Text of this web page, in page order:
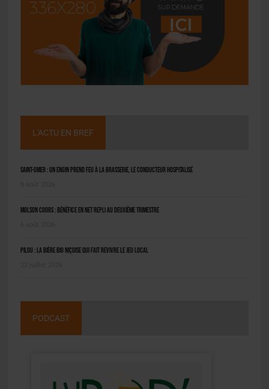
L'ACTU EN BREF
Saint-Omer : un engin prend feu à la brasserie, le conducteur hospitalisé
Molson Coors : bénéfice en net repli au deuxième trimestre
Pilou : la bière bio niçoise qui fait revivre le jeu local
PODCAST